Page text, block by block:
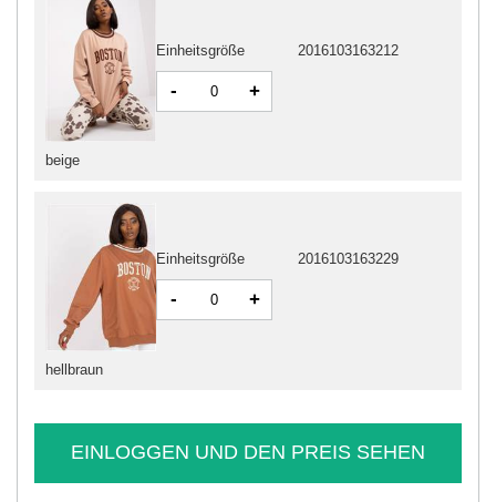
beige
Einheitsgröße 2016103163212
- +
hellbraun
Einheitsgröße 2016103163229
- +
EINLOGGEN UND DEN PREIS SEHEN